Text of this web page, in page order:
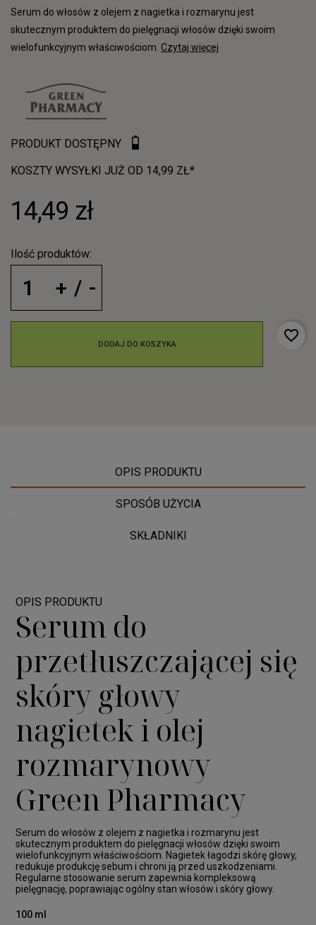
Serum do włosów z olejem z nagietka i rozmarynu jest
skutecznym produktem do pielęgnacji włosów dzięki swoim
wielofunkcyjnym właściwościom. Czytaj więcej
PRODUKT DOSTĘPNY
KOSZTY WYSYŁKI JUŻ OD 14,99 ZŁ*
14,49 zł
Ilość produktów:
DODAJ DO KOSZYKA
favorite_border
OPIS PRODUKTU
SPOSÓB UŻYCIA
SKŁADNIKI
OPIS PRODUKTU
Serum do
przetłuszczającej się
skóry głowy
nagietek i olej
rozmarynowy
Green Pharmacy
Serum do włosów z olejem z nagietka i rozmarynu jest
skutecznym produktem do pielęgnacji włosów dzięki swoim
wielofunkcyjnym właściwościom. Nagietek łagodzi skórę głowy,
redukuje produkcję sebum i chroni ją przed uszkodzeniami.
Regularne stosowanie serum zapewnia kompleksową
pielęgnację, poprawiając ogólny stan włosów i skóry głowy.
100 ml